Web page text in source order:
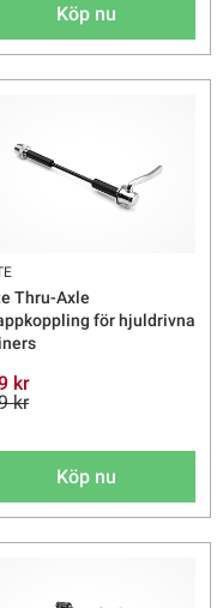
Köp nu
Thru-Axle
för hjuldrivna
kr
kr
Köp nu